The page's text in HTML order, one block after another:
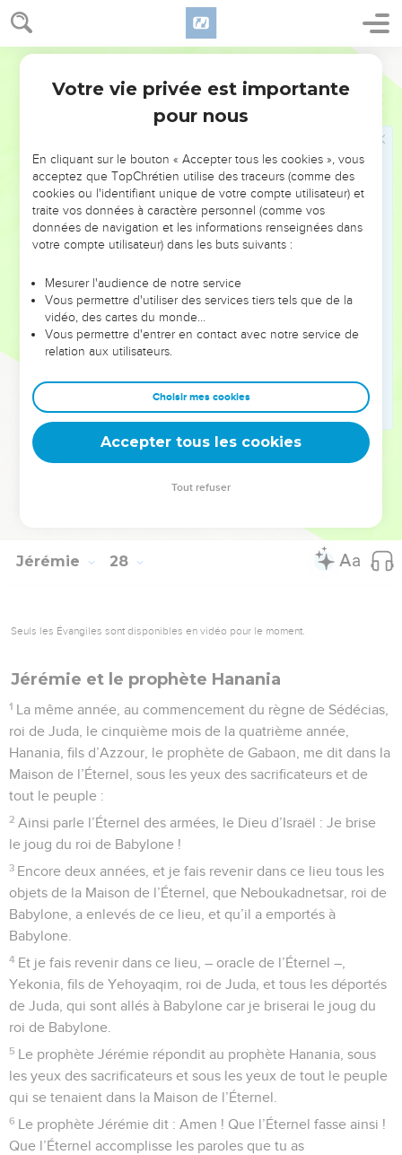
Jérémie 27
Ne les écoutez pas, servez le roi de Babylone, et vous
vivrez. Pourquoi cette ville deviendrait-elle une ruine ?
S’ils sont prophètes et si la parole de l’Éternel est avec
eux, qu’ils intercèdent donc auprès de l’Éternel des armées
pour que les objets qui restent dans la Maison de l’Éternel,
dans la maison du roi de Juda et dans Jérusalem, ne s’en
Car ainsi parle l’Éternel des armées au sujet des colonnes,
de la Mer, des bases, et des autres objets qui sont restés
dans cette ville,
qui n’ont pas été enlevés par Neboukadnetsar, roi de
Yekonia, fils de Yehoyaqim, roi de Juda, et tous les notables
de Juda et de Jérusalem ;
ainsi parle l’Éternel des armées, le Dieu d’Israël, au sujet
des objets qui restent dans la Maison de l’Éternel, dans la
Ils seront emportés à Babylone et ils y resteront jusqu’au
jour où j’interviendrai pour eux, – oracle de l’Éternel –, où je
les ferai remonter et revenir dans ce lieu.
© Société biblique française – Bibli’O, 1978, avec autorisation. Pour vous procurer
Jérémie 28
Seuls les Évangiles sont disponibles en vidéo pour le moment.
Jérémie et le prophète Hanania
1 La même année, au commencement du règne de Sédécias,
roi de Juda, le cinquième mois de la quatrième année,
Hanania, fils d’Azzour, le prophète de Gabaon, me dit dans la
Maison de l’Éternel, sous les yeux des sacrificateurs et de
tout le peuple :
2 Ainsi parle l’Éternel des armées, le Dieu d’Israël : Je brise
le joug du roi de Babylone !
3 Encore deux années, et je fais revenir dans ce lieu tous les
objets de la Maison de l’Éternel, que Neboukadnetsar, roi de
Babylone, a enlevés de ce lieu, et qu’il a emportés à
Babylone.
4 Et je fais revenir dans ce lieu, – oracle de l’Éternel –,
Yekonia, fils de Yehoyaqim, roi de Juda, et tous les déportés
de Juda, qui sont allés à Babylone car je briserai le joug du
roi de Babylone.
5 Le prophète Jérémie répondit au prophète Hanania, sous
les yeux des sacrificateurs et sous les yeux de tout le peuple
qui se tenaient dans la Maison de l’Éternel.
6 Le prophète Jérémie dit : Amen ! Que l’Éternel fasse ainsi !
Que l’Éternel accomplisse les paroles que tu as
Votre vie privée est importante
pour nous
En cliquant sur le bouton « Accepter tous les cookies », vous
acceptez que TopChrétien utilise des traceurs (comme des
cookies ou l'identifiant unique de votre compte utilisateur) et
traite vos données à caractère personnel (comme vos
données de navigation et les informations renseignées dans
votre compte utilisateur) dans les buts suivants :
Mesurer l'audience de notre service
Vous permettre d'utiliser des services tiers tels que de la
vidéo, des cartes du monde…
Vous permettre d'entrer en contact avec notre service de
relation aux utilisateurs.
Choisir mes cookies
Accepter tous les cookies
Tout refuser